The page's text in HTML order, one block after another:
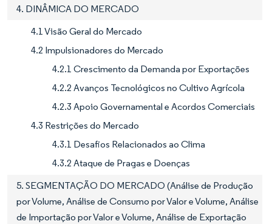
4. DINÂMICA DO MERCADO
4.1 Visão Geral do Mercado
4.2 Impulsionadores do Mercado
4.2.1 Crescimento da Demanda por Exportações
4.2.2 Avanços Tecnológicos no Cultivo Agrícola
4.2.3 Apoio Governamental e Acordos Comerciais
4.3 Restrições do Mercado
4.3.1 Desafios Relacionados ao Clima
4.3.2 Ataque de Pragas e Doenças
5. SEGMENTAÇÃO DO MERCADO (Análise de Produção
por Volume, Análise de Consumo por Valor e Volume, Análise
de Importação por Valor e Volume, Análise de Exportação